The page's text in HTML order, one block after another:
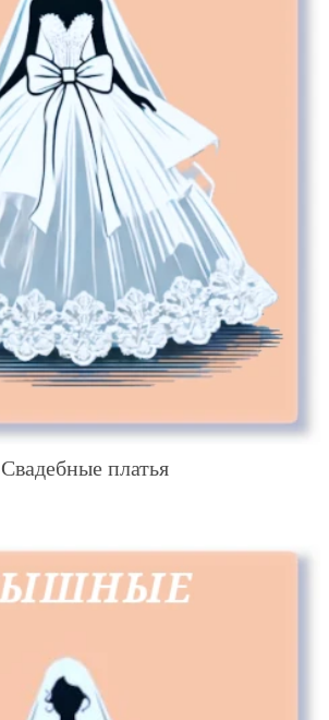
Свадебные платья